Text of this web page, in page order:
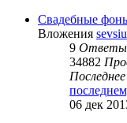
Свадебные
Вложения sevsiu
9 Ответы
34882
06 дек